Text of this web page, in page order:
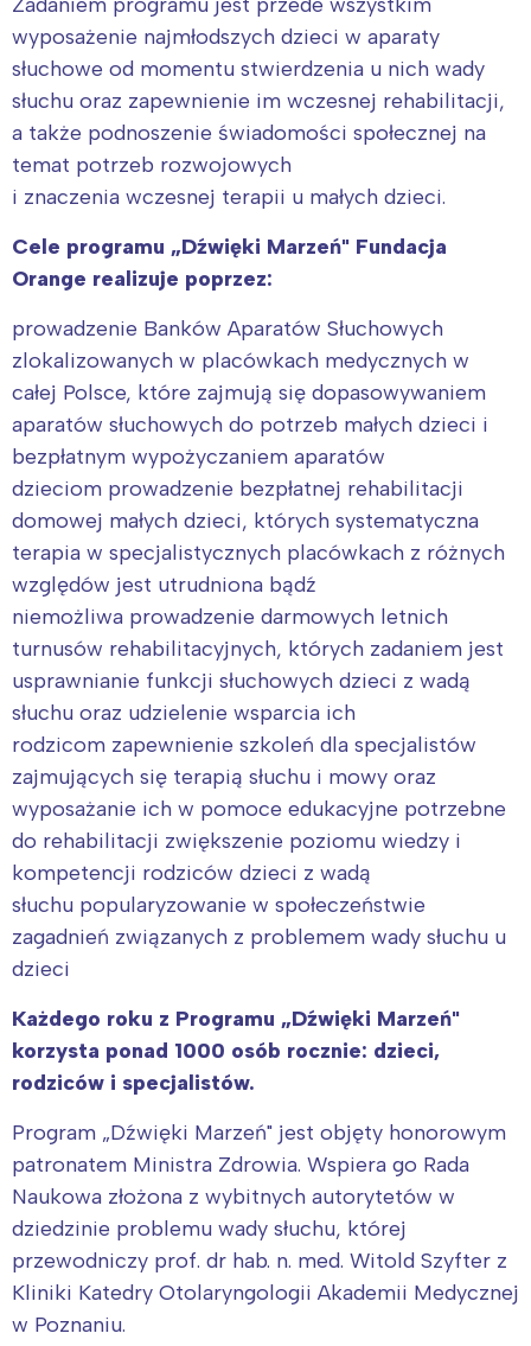
wyposażenie najmłodszych dzieci w aparaty
słuchowe od momentu stwierdzenia u nich wady
słuchu oraz zapewnienie im wczesnej rehabilitacji,
a także podnoszenie świadomości społecznej na
temat potrzeb rozwojowych
i znaczenia wczesnej terapii u małych dzieci.
Cele programu „Dźwięki Marzeń" Fundacja
Orange realizuje poprzez:
prowadzenie Banków Aparatów Słuchowych
zlokalizowanych w placówkach medycznych w
całej Polsce, które zajmują się dopasowywaniem
aparatów słuchowych do potrzeb małych dzieci i
bezpłatnym wypożyczaniem aparatów
dzieciom prowadzenie bezpłatnej rehabilitacji
domowej małych dzieci, których systematyczna
terapia w specjalistycznych placówkach z różnych
względów jest utrudniona bądź
niemożliwa prowadzenie darmowych letnich
turnusów rehabilitacyjnych, których zadaniem jest
usprawnianie funkcji słuchowych dzieci z wadą
słuchu oraz udzielenie wsparcia ich
rodzicom zapewnienie szkoleń dla specjalistów
zajmujących się terapią słuchu i mowy oraz
wyposażanie ich w pomoce edukacyjne potrzebne
do rehabilitacji zwiększenie poziomu wiedzy i
kompetencji rodziców dzieci z wadą
słuchu popularyzowanie w społeczeństwie
zagadnień związanych z problemem wady słuchu u
dzieci
Każdego roku z Programu „Dźwięki Marzeń"
korzysta ponad 1000 osób rocznie: dzieci,
rodziców i specjalistów.
Program „Dźwięki Marzeń" jest objęty honorowym
patronatem Ministra Zdrowia. Wspiera go Rada
Naukowa złożona z wybitnych autorytetów w
dziedzinie problemu wady słuchu, której
przewodniczy prof. dr hab. n. med. Witold Szyfter z
Kliniki Katedry Otolaryngologii Akademii Medycznej
w Poznaniu.